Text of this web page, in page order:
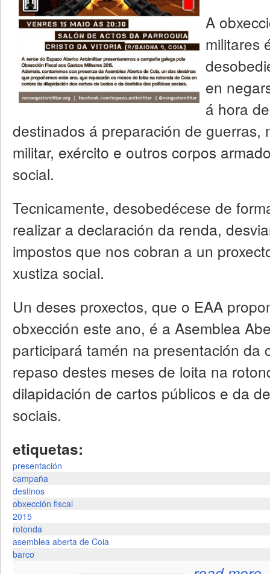
A
militares
en
á hora
destinados á preparación de guerras,
militar, exército e outros corpos
social.
Tecnicamente, desobedécese de
realizar a declaración da renda,
impostos que nos cobran a un
xustiza social.
Un deses proxectos, que o EAA
obxección este ano, é a Asemblea
participará tamén na presentación da
repaso destes meses de loita na
dilapidación de cartos públicos e da
sociais.
etiquetas:
presentación
campaña
destinos
obxección fiscal
2015
rotonda
asemblea aberta de Coia
barco